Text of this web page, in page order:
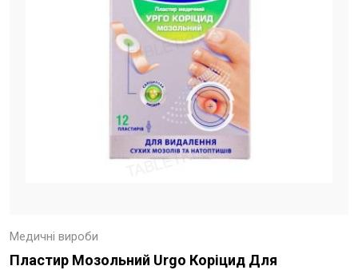
Медичні вироби
Пластир Мозольний Urgo Коріцид Для